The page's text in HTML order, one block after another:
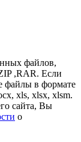
файлов,
,RAR. Если
файлы в формате
xls, xlsx, xlsm.
сайта, Вы
о